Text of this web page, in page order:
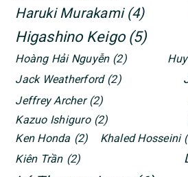
Haruki Murakami (4)
Higashino Keigo (5)
Hoàng Hải Nguyễn (2)
Jack Weatherford (2)
Jeffrey Archer (2)
Kazuo Ishiguro (2)
Ken Honda (2) Khaled Hosseini
Kiên Trần (2)